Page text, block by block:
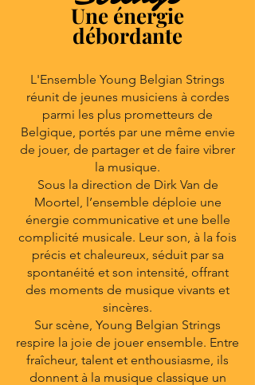
Une énergie
débordante
L'Ensemble Young Belgian Strings
réunit de jeunes musiciens à cordes
parmi les plus prometteurs de
Belgique, portés par une même envie
de jouer, de partager et de faire vibrer
la musique.
Sous la direction de Dirk Van de
Moortel, l’ensemble déploie une
énergie communicative et une belle
complicité musicale. Leur son, à la fois
précis et chaleureux, séduit par sa
spontanéité et son intensité, offrant
des moments de musique vivants et
sincères.
Sur scène, Young Belgian Strings
respire la joie de jouer ensemble. Entre
fraîcheur, talent et enthousiasme, ils
donnent à la musique classique un